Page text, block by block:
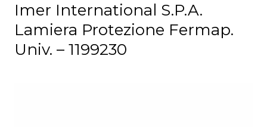
Imer International S.P.A.
Lamiera Protezione Fermap.
Univ. – 1199230